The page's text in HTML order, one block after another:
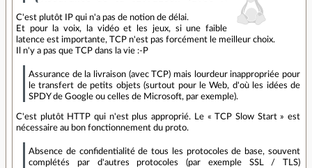
C'est plutôt IP qui n'a pas de notion de délai.
Et pour la voix, la vidéo et les jeux, si une faible
latence est importante, TCP n'est pas forcément le meilleur choix.
Il n'y a pas que TCP dans la vie :-P
Assurance de la livraison (avec TCP) mais lourdeur inappropriée pour
le transfert de petits objets (surtout pour le Web, d'où les idées de
SPDY de Google ou celles de Microsoft, par exemple).
C'est plutôt HTTP qui n'est plus approprié. Le « TCP Slow Start » est
nécessaire au bon fonctionnement du proto.
Absence de confidentialité de tous les protocoles de base, souvent
complétés par d'autres protocoles (par exemple SSL / TLS)